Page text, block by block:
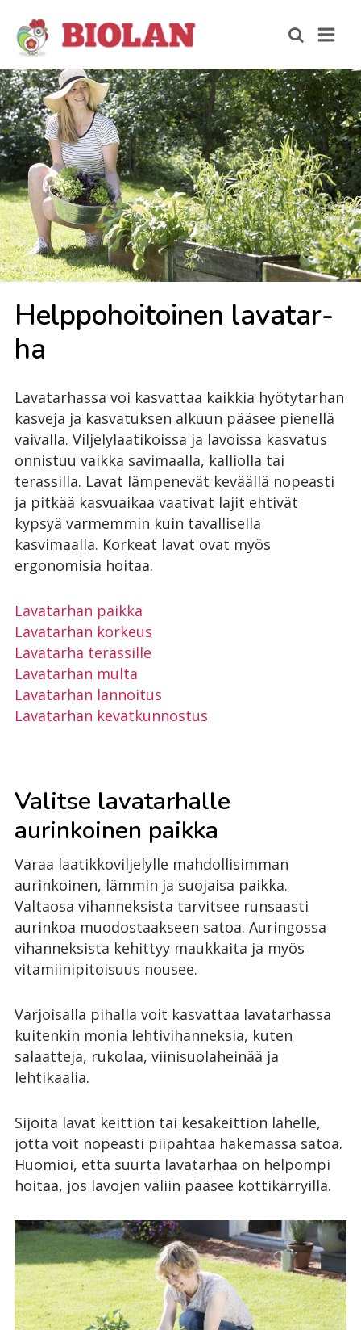
Help­po­hoi­toi­nen la­va­tar­
ha
Lavatarhassa voi kasvattaa kaikkia hyötytarhan
kasveja ja kasvatuksen alkuun pääsee pienellä
vaivalla. Viljelylaatikoissa ja lavoissa kasvatus
onnistuu vaikka savimaalla, kalliolla tai
terassilla. Lavat lämpenevät keväällä nopeasti
ja pitkää kasvuaikaa vaativat lajit ehtivät
kypsyä varmemmin kuin tavallisella
kasvimaalla. Korkeat lavat ovat myös
ergonomisia hoitaa.
Lavatarhan paikka
Lavatarhan korkeus
Lavatarha terassille
Lavatarhan multa
Lavatarhan lannoitus
Lavatarhan kevätkunnostus
Valitse lavatarhalle
aurinkoinen paikka
Varaa laatikkoviljelylle mahdollisimman
aurinkoinen, lämmin ja suojaisa paikka.
Valtaosa vihanneksista tarvitsee runsaasti
aurinkoa muodostaakseen satoa. Auringossa
vihanneksista kehittyy maukkaita ja myös
vitamiinipitoisuus nousee.
Varjoisalla pihalla voit kasvattaa lavatarhassa
kuitenkin monia lehtivihanneksia, kuten
salaatteja, rukolaa, viinisuolaheinää ja
lehtikaalia.
Sijoita lavat keittiön tai kesäkeittiön lähelle,
jotta voit nopeasti piipahtaa hakemassa satoa.
Huomioi, että suurta lavatarhaa on helpompi
hoitaa, jos lavojen väliin pääsee kottikärryillä.